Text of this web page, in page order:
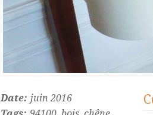
Date: juin 2016